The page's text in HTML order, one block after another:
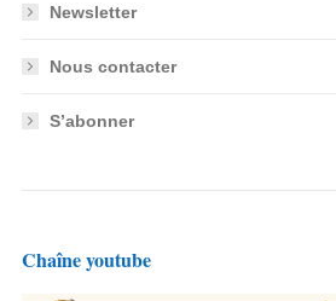
Newsletter
Nous contacter
S’abonner
Chaîne youtube